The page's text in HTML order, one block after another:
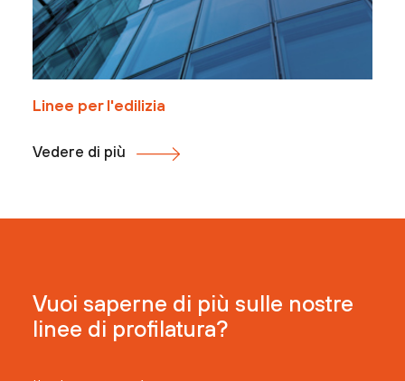
Linee per l'edilizia
Vedere di più
Vuoi saperne di più sulle nostre
linee di profilatura?